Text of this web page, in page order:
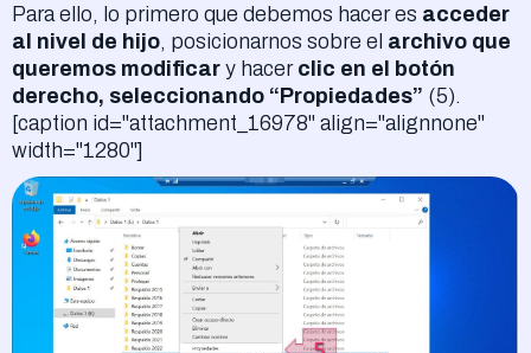
Para ello, lo primero que debemos hacer es acceder
al nivel de hijo, posicionarnos sobre el archivo que
queremos modificar y hacer clic en el botón
derecho, seleccionando “Propiedades” (5).
[caption id="attachment_16978" align="alignnone"
width="1280"]